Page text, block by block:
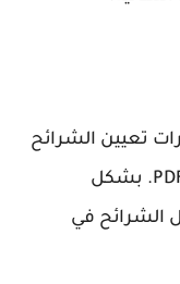
تعيين الشرائح
المحددة التي تريد إضافتها إلى ملف PDF. بشكل
الشرائح في